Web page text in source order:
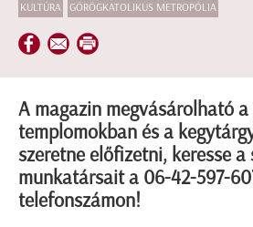
KULTÚRA GÖRÖGKATOLIKUS METROPÓLIA
A magazin megvásárolható
templomokban és a
szeretne előfizetni, keresse
munkatársait a 06-42-597-
telefonszámon!